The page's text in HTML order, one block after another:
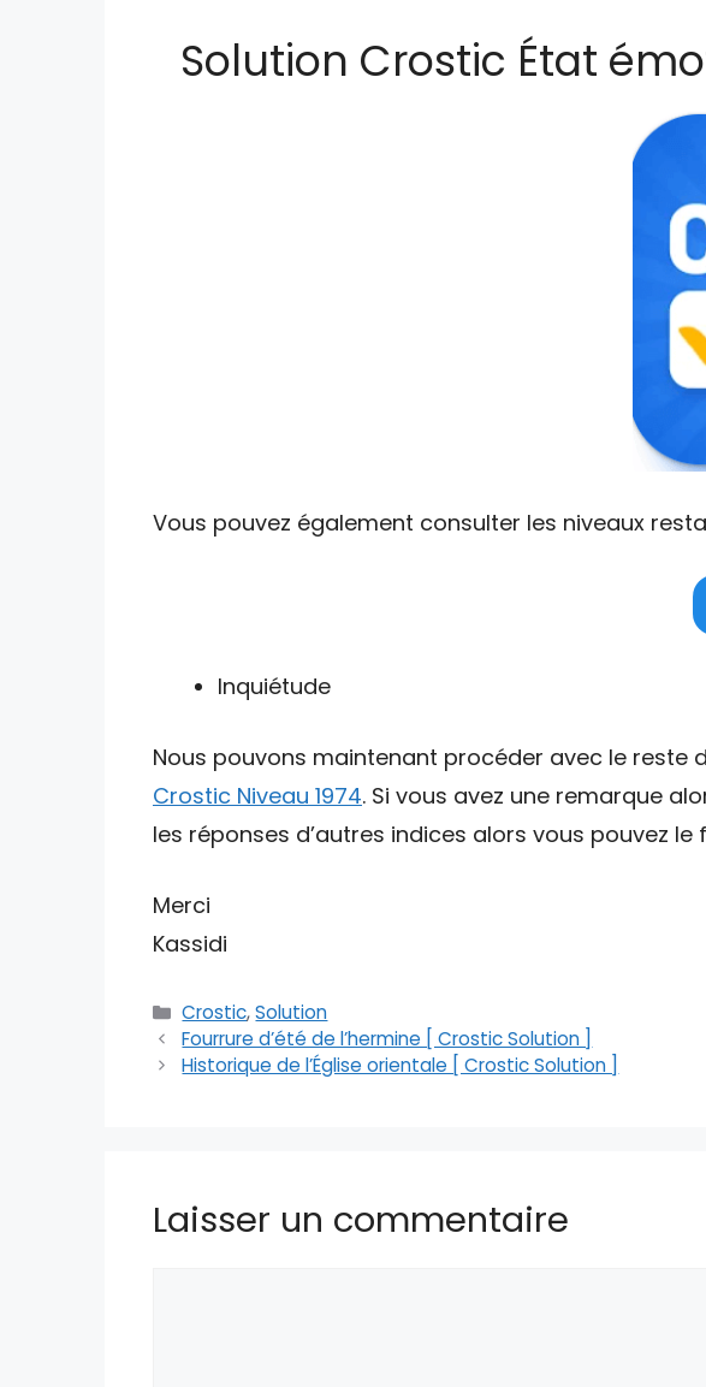
Solution Crostic État
Vous pouvez également consulter les niveaux
Inquiétude
Nous pouvons maintenant procéder avec le reste
Crostic Niveau 1974. Si vous avez une remarque
les réponses d’autres indices alors vous pouvez
Merci
Kassidi
Catégories
Crostic,Solution
Fourrure d’été de l’hermine [ Crostic Solution ]
Historique de l’Église orientale [ Crostic Solution ]
Laisser un commentaire